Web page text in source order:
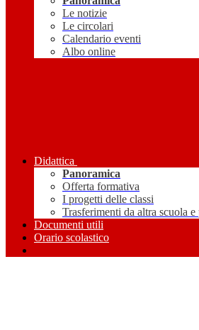
Le notizie
Le circolari
Calendario eventi
Albo online
Didattica
Panoramica
Offerta formativa
I progetti delle classi
Trasferimenti da altra scuola
Documenti utili
Orario scolastico